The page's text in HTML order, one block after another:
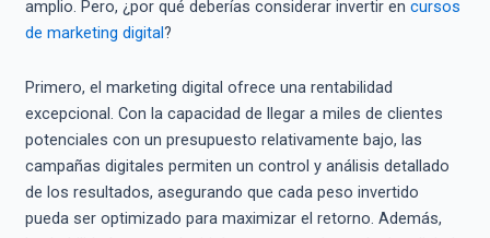
amplio. Pero, ¿por qué deberías considerar invertir en cursos
de marketing digital?
Primero, el marketing digital ofrece una rentabilidad
excepcional. Con la capacidad de llegar a miles de clientes
potenciales con un presupuesto relativamente bajo, las
campañas digitales permiten un control y análisis detallado
de los resultados, asegurando que cada peso invertido
pueda ser optimizado para maximizar el retorno. Además,